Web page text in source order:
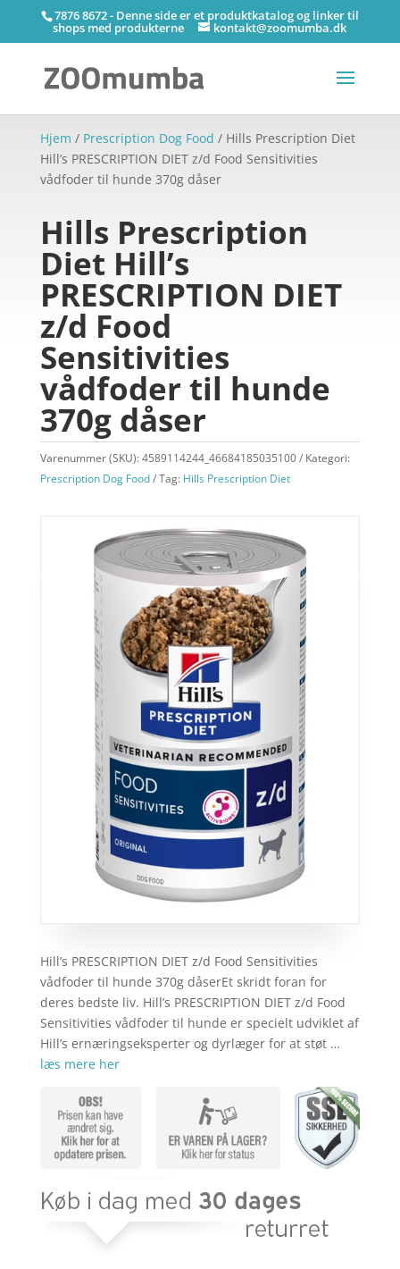
7876 8672 - Denne side er et produktkatalog og linker til
shops med produkterne kontakt@zoomumba.dk
Hjem / Prescription Dog Food / Hills Prescription Diet
Hill’s PRESCRIPTION DIET z/d Food Sensitivities
vådfoder til hunde 370g dåser
Hills Prescription
Diet Hill’s
PRESCRIPTION DIET
z/d Food
Sensitivities
vådfoder til hunde
370g dåser
Varenummer (SKU):4589114244_46684185035100
Kategori:
Prescription Dog Food
Tag: Hills Prescription Diet
Hill’s PRESCRIPTION DIET z/d Food Sensitivities
vådfoder til hunde 370g dåserEt skridt foran for
deres bedste liv. Hill’s PRESCRIPTION DIET z/d Food
Sensitivities vådfoder til hunde er specielt udviklet af
Hill’s ernæringseksperter og dyrlæger for at støt …
læs mere her